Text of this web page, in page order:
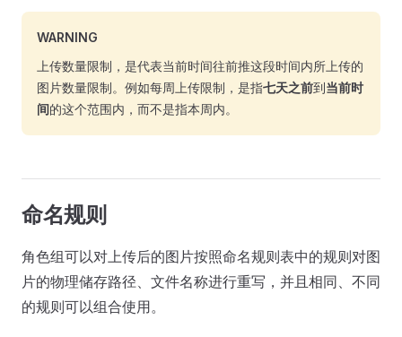
WARNING
上传数量限制，是代表当前时间往前推这段时间内所上传的
图片数量限制。例如每周上传限制，是指七天之前到当前时
间的这个范围内，而不是指本周内。
命名规则
角色组可以对上传后的图片按照命名规则表中的规则对图
片的物理储存路径、文件名称进行重写，并且相同、不同
的规则可以组合使用。